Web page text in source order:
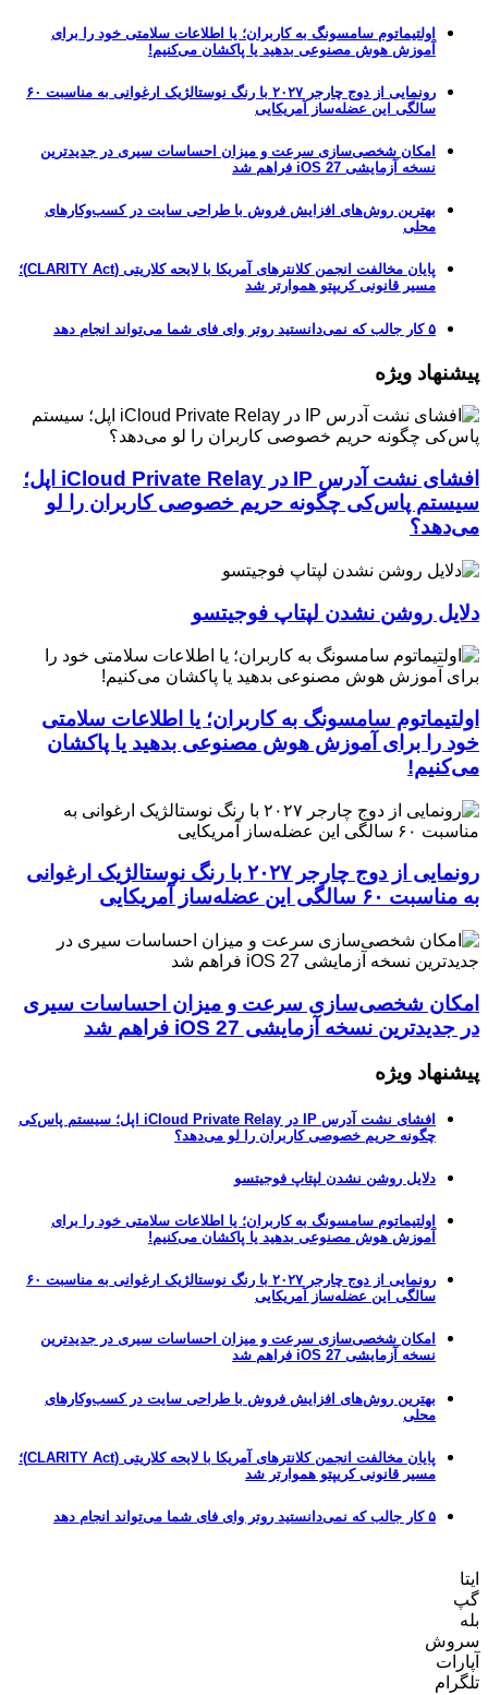
اولتیماتوم سامسونگ به کاربران؛ یا اطلاعات سلامتی خود را برای
آموزش هوش مصنوعی بدهید یا پاکشان می‌کنیم!
رونمایی از دوج چارجر ۲۰۲۷ با رنگ نوستالژیک ارغوانی به مناسبت ۶۰
سالگی این عضله‌ساز آمریکایی
امکان شخصی‌سازی سرعت و میزان احساسات سیری در جدیدترین
نسخه آزمایشی iOS 27 فراهم شد
بهترین روش‌های افزایش فروش با طراحی سایت در کسب‌وکارهای
محلی
پایان مخالفت انجمن کلانترهای آمریکا با لایحه کلاریتی (CLARITY Act)؛
مسیر قانونی کریپتو هموارتر شد
۵ کار جالب که نمی‌دانستید روتر وای فای شما می‌تواند انجام دهد
پیشنهاد ویژه
افشای نشت آدرس IP در iCloud Private Relay اپل؛
سیستم پاس‌کی چگونه حریم خصوصی کاربران را لو
می‌دهد؟
دلایل روشن نشدن لپتاپ فوجیتسو
اولتیماتوم سامسونگ به کاربران؛ یا اطلاعات سلامتی
خود را برای آموزش هوش مصنوعی بدهید یا پاکشان
می‌کنیم!
رونمایی از دوج چارجر ۲۰۲۷ با رنگ نوستالژیک ارغوانی
به مناسبت ۶۰ سالگی این عضله‌ساز آمریکایی
امکان شخصی‌سازی سرعت و میزان احساسات سیری
در جدیدترین نسخه آزمایشی iOS 27 فراهم شد
پیشنهاد ویژه
افشای نشت آدرس IP در iCloud Private Relay اپل؛ سیستم پاس‌کی
چگونه حریم خصوصی کاربران را لو می‌دهد؟
دلایل روشن نشدن لپتاپ فوجیتسو
اولتیماتوم سامسونگ به کاربران؛ یا اطلاعات سلامتی خود را برای
آموزش هوش مصنوعی بدهید یا پاکشان می‌کنیم!
رونمایی از دوج چارجر ۲۰۲۷ با رنگ نوستالژیک ارغوانی به مناسبت ۶۰
سالگی این عضله‌ساز آمریکایی
امکان شخصی‌سازی سرعت و میزان احساسات سیری در جدیدترین
نسخه آزمایشی iOS 27 فراهم شد
بهترین روش‌های افزایش فروش با طراحی سایت در کسب‌وکارهای
محلی
پایان مخالفت انجمن کلانترهای آمریکا با لایحه کلاریتی (CLARITY Act)؛
مسیر قانونی کریپتو هموارتر شد
۵ کار جالب که نمی‌دانستید روتر وای فای شما می‌تواند انجام دهد
ایتا
گپ
بله
سروش
آپارات
تلگرام